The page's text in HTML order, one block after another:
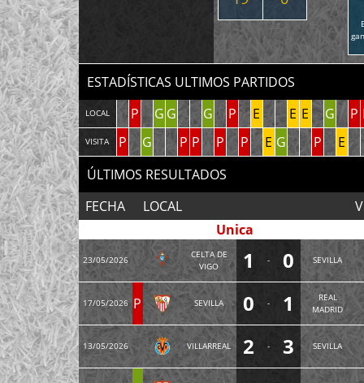
ESTADÍSTICAS ULTIMOS PARTIDOS
LOCAL P G G G P E E E G P
VISITA P G P P P P E G P
E
ÚLTIMOS RESULTADOS
FECHA
LOCAL
Unica
23/05/2026
CELTA DE
VIGO
1 - 0 SEVILLA
17/05/2026 P SEVILLA 0 - 1
REAL
MADRID
13/05/2026 VILLARREAL 2 - 3 SEVILLA